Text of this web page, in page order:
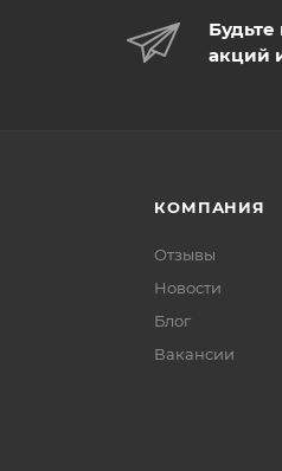
акций
КОМПАНИЯ
Отзывы
Новости
Блог
Вакансии